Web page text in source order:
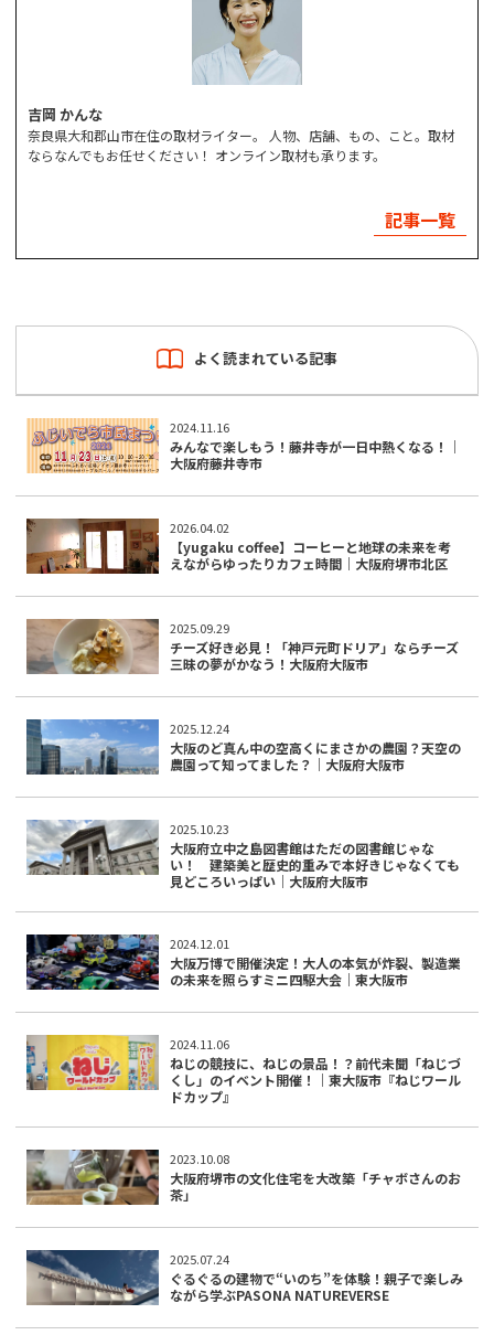
吉岡 かんな
奈良県大和郡山市在住の取材ライター。 人物、店舗、もの、こと。取材
ならなんでもお任せください！ オンライン取材も承ります。
記事一覧
よく読まれている記事
2024.11.16
みんなで楽しもう！藤井寺が一日中熱くなる！｜
大阪府藤井寺市
2026.04.02
【yugaku coffee】コーヒーと地球の未来を考
えながらゆったりカフェ時間｜大阪府堺市北区
2025.09.29
チーズ好き必見！「神戸元町ドリア」ならチーズ
三昧の夢がかなう！大阪府大阪市
2025.12.24
大阪のど真ん中の空高くにまさかの農園？天空の
農園って知ってました？｜大阪府大阪市
2025.10.23
大阪府立中之島図書館はただの図書館じゃな
い！ 建築美と歴史的重みで本好きじゃなくても
見どころいっぱい｜大阪府大阪市
2024.12.01
大阪万博で開催決定！大人の本気が炸裂、製造業
の未来を照らすミニ四駆大会｜東大阪市
2024.11.06
ねじの競技に、ねじの景品！？前代未聞「ねじづ
くし」のイベント開催！｜東大阪市『ねじワール
ドカップ』
2023.10.08
大阪府堺市の文化住宅を大改築「チャボさんのお
茶」
2025.07.24
ぐるぐるの建物で“いのち”を体験！親子で楽しみ
ながら学ぶPASONA NATUREVERSE